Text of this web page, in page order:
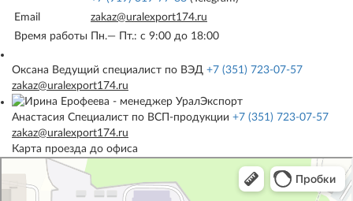
Email
zakaz@uralexport174.ru
Время работы Пн.— Пт.: c 9:00 до 18:00
Оксана Ведущий специалист по ВЭД +7 (351) 723-07-57
zakaz@uralexport174.ru
Анастасия Специалист по ВСП-продукции +7 (351) 723-07-57
zakaz@uralexport174.ru
Карта проезда до офиса
УралЭкспорт
Железнодорожная техника и оборудование в Челябинске